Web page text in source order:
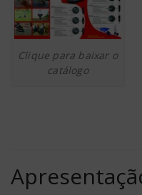
Clique para baixar o
catálogo